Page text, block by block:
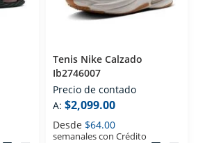
Tenis Nike Calzado
Ib2746007
Precio de contado
A: $2,099.00
Desde $64.00
semanales con Crédito